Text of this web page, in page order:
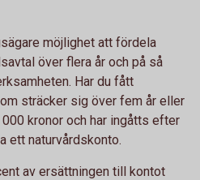
möjlighet att fördela
över flera år och på så
Har du fått
sträcker sig över fem år eller
kronor och har ingåtts efter
ett naturvårdskonto.
av ersättningen till kontot